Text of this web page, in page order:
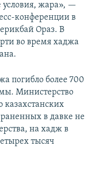
условия, жара», —
конференции в
Ораз. В
во время хаджа
погибло более 700
Министерство
казахстанских
в давке не
на хадж в
тысяч